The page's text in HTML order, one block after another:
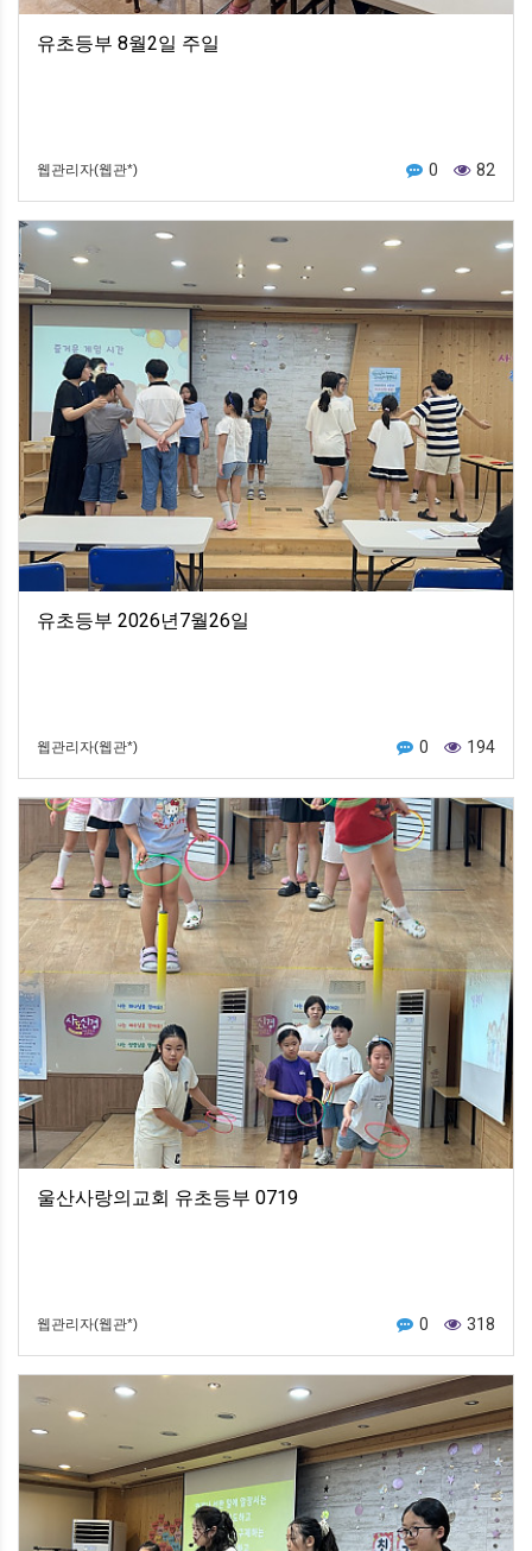
유초등부 8월2일 주일
웹관리자(웹관*) 0 82
유초등부 2026년7월26일
웹관리자(웹관*) 0 194
울산사랑의교회 유초등부 0719
웹관리자(웹관*) 0 318